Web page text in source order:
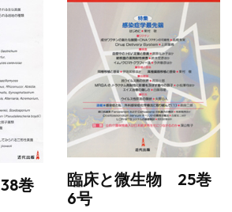
巻
臨床と微生物 25巻
6号